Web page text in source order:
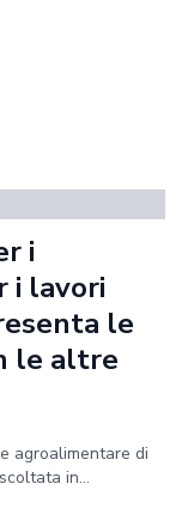
i
i lavori
le
le altre
agroalimentare di
in...